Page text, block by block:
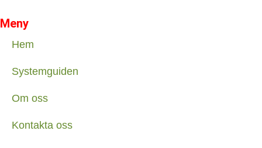
Meny
Hem
Systemguiden
Om oss
Kontakta oss